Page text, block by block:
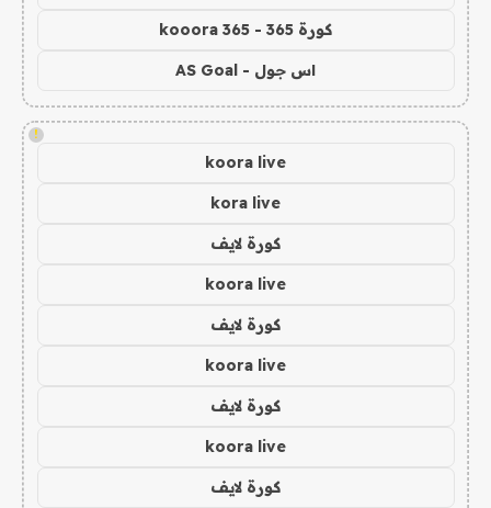
كورة 365 - kooora 365
اس جول - AS Goal
!
koora live
kora live
كورة لايف
koora live
كورة لايف
koora live
كورة لايف
koora live
كورة لايف